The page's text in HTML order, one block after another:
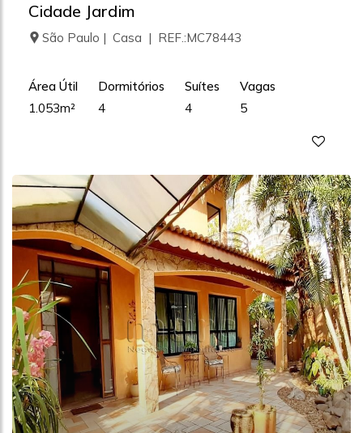
Cidade Jardim
São Paulo | Casa | REF.:MC78443
Área Útil
1.053m²
Dormitórios
4
Suítes
4
Vagas
5